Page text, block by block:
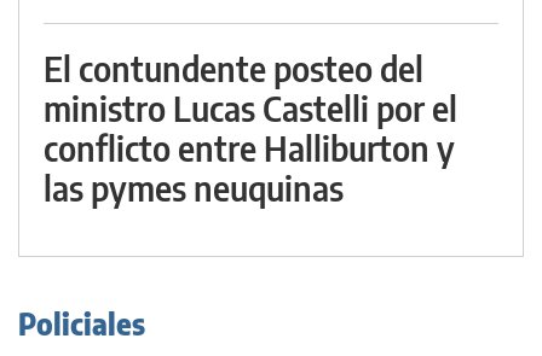
El contundente posteo del
ministro Lucas Castelli por el
conflicto entre Halliburton y
las pymes neuquinas
Policiales